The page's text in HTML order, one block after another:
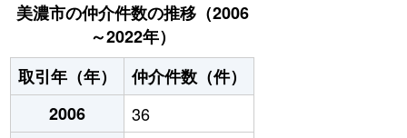
美濃市の仲介件数の推移（2006
～2022年）
取引年（年）
仲介件数（件）
2006
36